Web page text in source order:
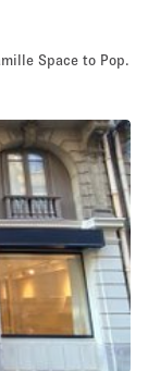
Alimentation
Local
Commercial
Partagé
Space to Pop.